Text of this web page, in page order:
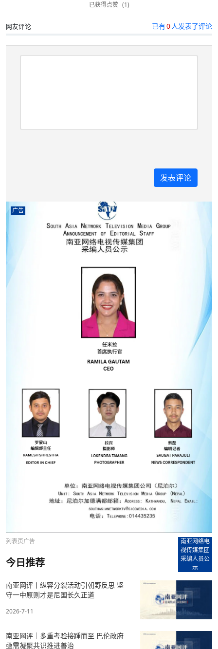
已获得点赞 (1)
网友评论 已有0人发表了评论
广告
列表页广告
南亚网络电
视传媒集团
采编人员公
示
今日推荐
南亚网评丨纵容分裂活动引朝野反思 坚
守一中原则才是尼国长久正道
2026-7-11
南亚网评｜多重考验接踵而至 巴伦政府
亟需凝聚共识推进善治